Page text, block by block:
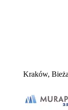
Kraków,